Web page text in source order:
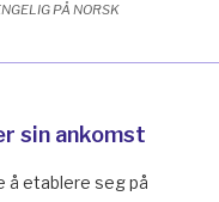
PÅ NORSK
sin ankomst
å etablere seg på